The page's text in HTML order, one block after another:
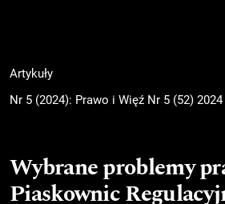
Artykuły
Nr 5 (2024): Prawo i Więź Nr 5 (52) 2024
Wybrane problemy
Piaskownic